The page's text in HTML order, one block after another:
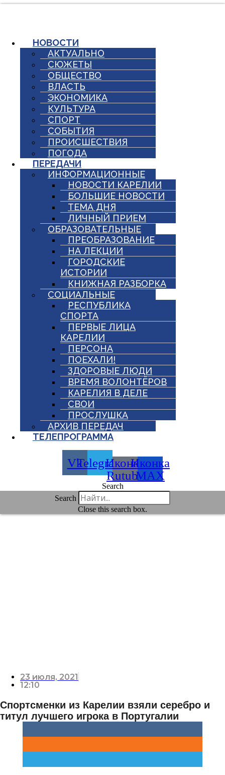
НОВОСТИ
АКТУАЛЬНО
СЮЖЕТЫ
ОБЩЕСТВО
ВЛАСТЬ
ЭКОНОМИКА
КУЛЬТУРА
СПОРТ
СОБЫТИЯ
ПРОИСШЕСТВИЯ
ПОГОДА
ПЕРЕДАЧИ
ИНФОРМАЦИОННЫЕ
НОВОСТИ КАРЕЛИИ
БОЛЬШИЕ НОВОСТИ
ТЕМА ДНЯ
ЛИЧНЫЙ ПРИЕМ
ОБРАЗОВАТЕЛЬНЫЕ
ПРЕОБРАЗОВАНИЕ
НА ЛЕКЦИИ
ГОРОДСКИЕ
ИСТОРИИ
КНИЖНАЯ РАЗБОРКА
СОЦИАЛЬНЫЕ
РЕСПУБЛИКА
СПОРТА
ПЕРВЫЕ ЛИЦА
КАРЕЛИИ
ПЕРСОНА
ПОЕХАЛИ!
ЗДОРОВЫЕ ЛЮДИ
ВРЕМЯ ВОЛОНТЁРОВ
КАРЕЛИЯ В ДЕЛЕ
СВОИ
ПРОСЛУШКА
АРХИВ ПЕРЕДАЧ
ТЕЛЕПРОГРАММА
VkTelegramИконка
Rutube
Иконка
MAX
Search
Search
Close this search box.
23 июля, 2021
12:10
Спортсменки из Карелии взяли серебро и
титул лучшего игрока в Португалии